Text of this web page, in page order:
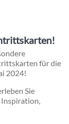
für die
2024!
Sie
Inspiration,